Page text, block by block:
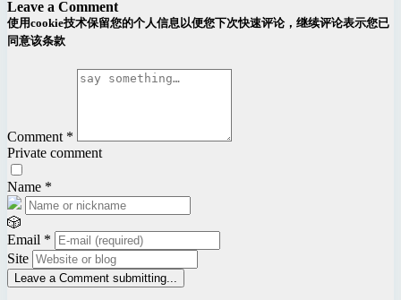
Leave a Comment
使用cookie技术保留您的个人信息以便您下次快速评论，继续评论表示您已
同意该条款
Comment *
Private comment
Name *
🎲
Email *
Site
Leave a Comment submitting...